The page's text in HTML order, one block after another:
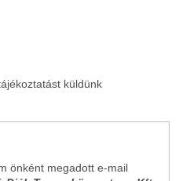
küldünk
önként megadott e-mail